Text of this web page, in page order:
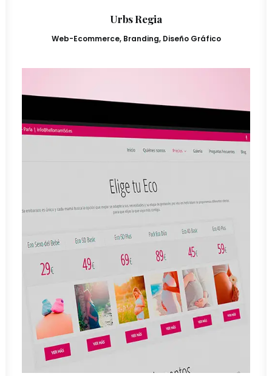
Urbs Regia
Web-Ecommerce, Branding, Diseño Gráfico